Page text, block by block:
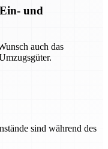
und
auch das
sind während des